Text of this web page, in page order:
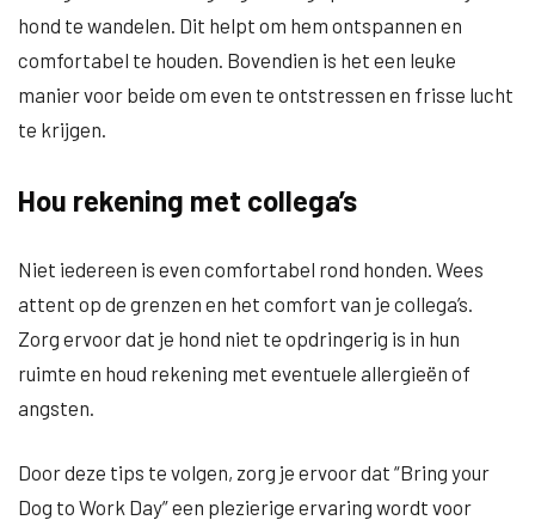
hond te wandelen. Dit helpt om hem ontspannen en
comfortabel te houden. Bovendien is het een leuke
manier voor beide om even te ontstressen en frisse lucht
te krijgen.
Hou rekening met collega’s
Niet iedereen is even comfortabel rond honden. Wees
attent op de grenzen en het comfort van je collega’s.
Zorg ervoor dat je hond niet te opdringerig is in hun
ruimte en houd rekening met eventuele allergieën of
angsten.
Door deze tips te volgen, zorg je ervoor dat “Bring your
Dog to Work Day” een plezierige ervaring wordt voor